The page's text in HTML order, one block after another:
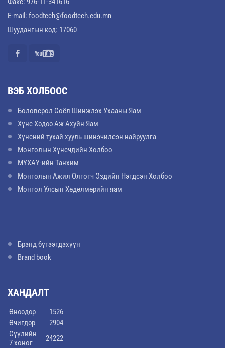
E-mail: foodtech@foodtech.edu.mn
Шуудангын код: 17060
ВЭБ ХОЛБООС
Боловсрол Соёл Шинжлэх Ухааны Яам
Хүнс Хөдөө Аж Ахуйн Яам
Хүнсний тухай хууль шинэчилсэн найруулга
Монголын Хүнсчдийн Холбоо
МҮХАҮ-ийн Танхим
Монголын Ажил Олгогч Эздийн Нэгдсэн Холбоо
Монгол Улсын Хөдөлмөрийн яам
Брэнд бүтээгдэхүүн
Brand book
ХАНДАЛТ
Өнөөдөр
1526
Өчигдөр
2904
Сүүлийн
7 хоног
24222